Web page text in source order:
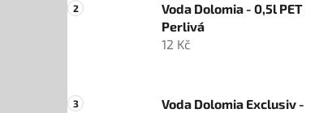
Voda Dolomia - 0,5l PET
Perlivá
12 Kč
Voda Dolomia Exclusiv -